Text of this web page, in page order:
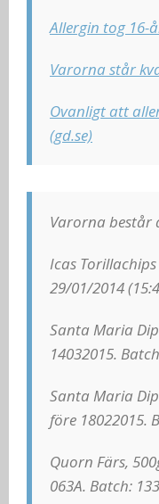
Allergin tog 16-
Varorna står
Ovanligt att
(gd.se)
Varorna består
Icas
29/01/2014
Santa Maria
14032015.
Santa Maria
före 18022015.
Quorn Färs,
063A. Batch: